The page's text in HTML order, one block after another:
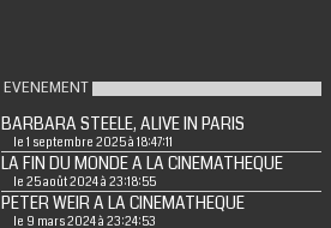
EVENEMENT
BARBARA STEELE, ALIVE IN PARIS
le 1 septembre 2025 à 18:47:11
LA FIN DU MONDE A LA CINEMATHEQUE
le 25 août 2024 à 23:18:55
PETER WEIR A LA CINEMATHEQUE
le 9 mars 2024 à 23:24:53